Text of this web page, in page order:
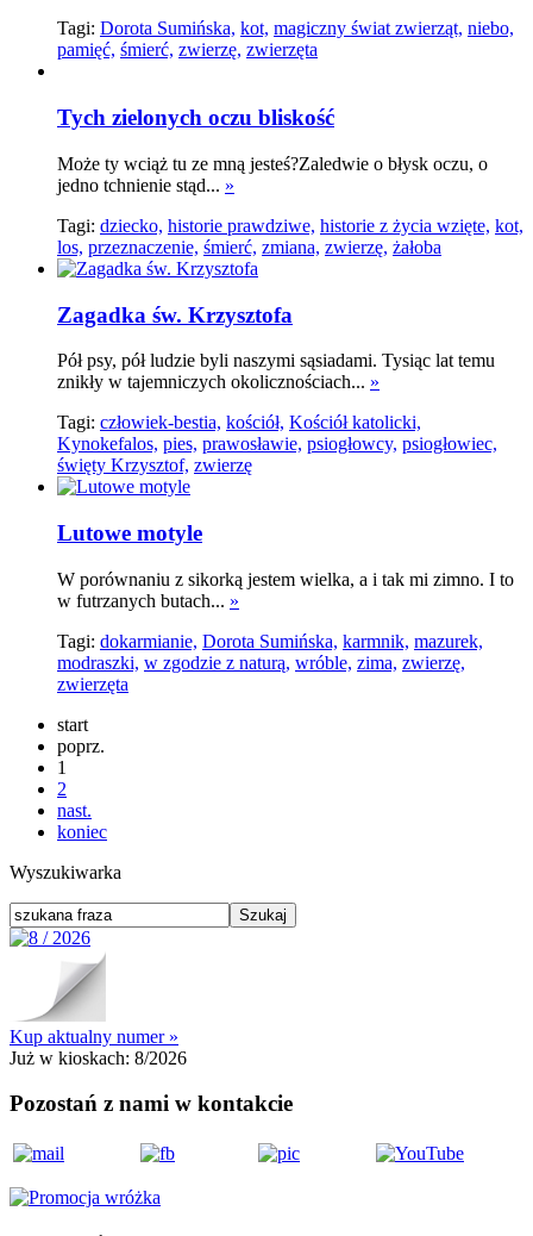
Tagi: Dorota Sumińska, kot, magiczny świat zwierząt, niebo,
pamięć, śmierć, zwierzę, zwierzęta
Tych zielonych oczu bliskość
Może ty wciąż tu ze mną jesteś?Zaledwie o błysk oczu, o
jedno tchnienie stąd... »
Tagi: dziecko, historie prawdziwe, historie z życia wzięte, kot,
los, przeznaczenie, śmierć, zmiana, zwierzę, żałoba
Zagadka św. Krzysztofa
Pół psy, pół ludzie byli naszymi sąsiadami. Tysiąc lat temu
znikły w tajemniczych okolicznościach... »
Tagi: człowiek-bestia, kościół, Kościół katolicki,
Kynokefalos, pies, prawosławie, psiogłowcy, psiogłowiec,
święty Krzysztof, zwierzę
Lutowe motyle
W porównaniu z sikorką jestem wielka, a i tak mi zimno. I to
w futrzanych butach... »
Tagi: dokarmianie, Dorota Sumińska, karmnik, mazurek,
modraszki, w zgodzie z naturą, wróble, zima, zwierzę,
zwierzęta
start
poprz.
1
2
nast.
koniec
Wyszukiwarka
Kup aktualny numer »
Już w kioskach: 8/2026
Pozostań z nami w kontakcie